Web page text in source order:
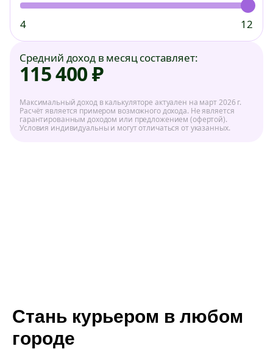
4 12
Средний доход в месяц составляет:
115 400 ₽
Максимальный доход в калькуляторе актуален на март 2026 г.
Расчёт является примером возможного дохода. Не является
гарантированным доходом или предложением (офертой).
Условия индивидуальны и могут отличаться от указанных.
Стань курьером в любом
городе
О компании
Даркстор
Товаровед
Оператор склада
Администратор
Многофункциональный
курьерский центр